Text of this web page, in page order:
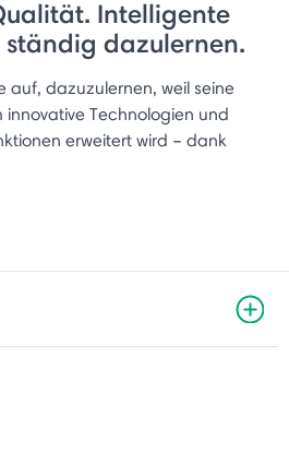
Intelligente
ständig dazulernen.
auf, dazuzulernen, weil seine
innovative Technologien und
erweitert wird – dank